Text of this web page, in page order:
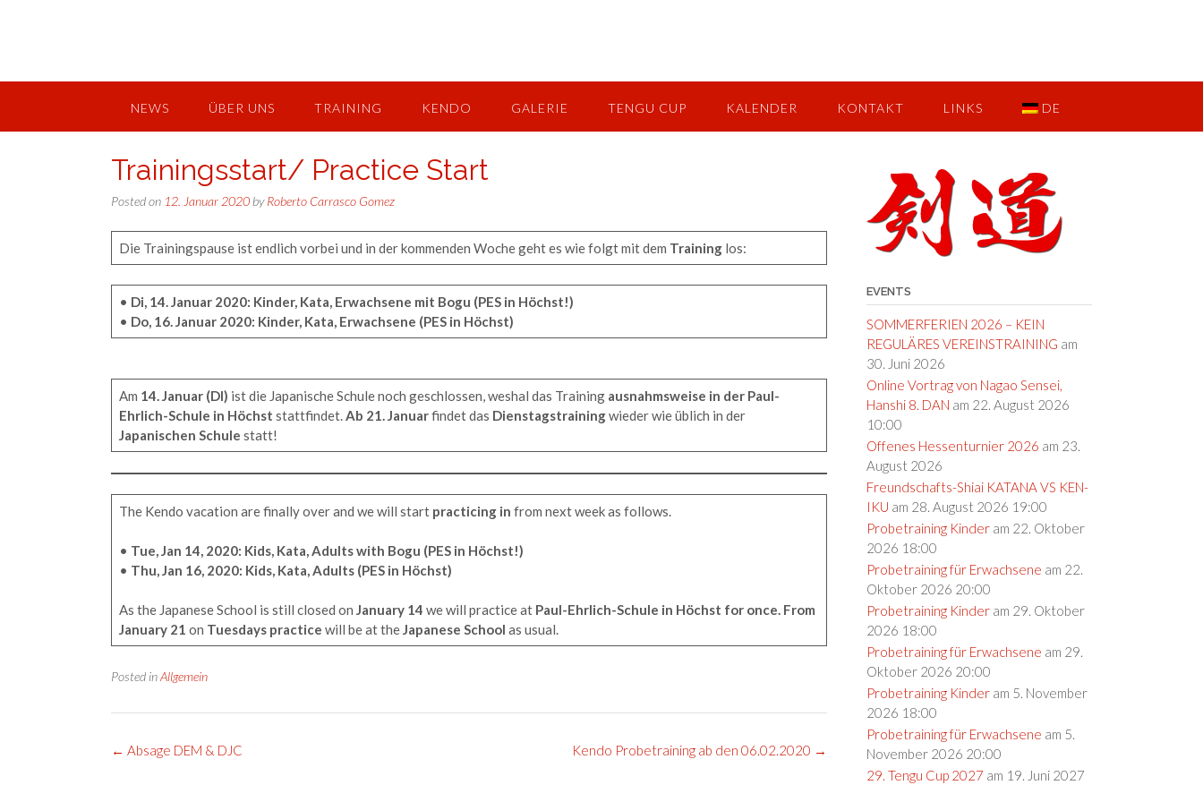
NEWS ÜBER UNS TRAINING KENDO GALERIE TENGU CUP KALENDER KONTAKT LINKS DE
Trainingsstart/ Practice Start
Posted on 12. Januar 2020 byRoberto Carrasco Gomez
Die Trainingspause ist endlich vorbei und in der kommenden Woche geht es wie folgt mit dem Traininglos:
• Di, 14. Januar 2020: Kinder, Kata, Erwachsene mit Bogu (PES in Höchst!)
• Do, 16. Januar 2020: Kinder, Kata, Erwachsene (PES in Höchst)
Am 14. Januar (DI) ist die Japanische Schule noch geschlossen, weshal das Training ausnahmsweise in der Paul-
Ehrlich-Schule in Höchst stattfindet.Ab 21. Januarfindet das Dienstagstrainingwieder wie üblich in der
Japanischen Schule statt!
The Kendo vacation are finally over and we will startpracticing in from next week as follows.
• Tue, Jan 14, 2020: Kids, Kata, Adults with Bogu (PES in Höchst!)
• Thu, Jan 16, 2020: Kids, Kata, Adults (PES in Höchst)
As the Japanese School is still closed on January 14 we will practice at Paul-Ehrlich-Schule in Höchst for once. From
January 21 on Tuesdays practice will be at theJapanese School as usual.
Posted inAllgemein
Post
Kendo Probetraining ab den 06.02.2020 →
← Absage DEM & DJC
EVENTS
SOMMERFERIEN 2026 – KEIN
REGULÄRES VEREINSTRAINING am
30. Juni 2026
Online Vortrag von Nagao Sensei,
Hanshi 8. DAN am 22. August 2026
10:00
Offenes Hessenturnier 2026 am 23.
August 2026
Freundschafts-Shiai KATANA VS KEN-
IKU am 28. August 2026 19:00
Probetraining Kinderam 22. Oktober
2026 18:00
Probetraining für Erwachsene am 22.
Oktober 2026 20:00
Probetraining Kinderam 29. Oktober
2026 18:00
Probetraining für Erwachsene am 29.
Oktober 2026 20:00
Probetraining Kinderam 5. November
2026 18:00
Probetraining für Erwachsene am 5.
November 2026 20:00
29. Tengu Cup 2027 am 19. Juni 2027